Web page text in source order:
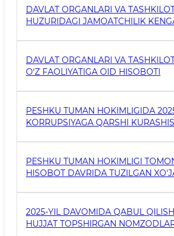
TO‘G‘RISIDA”GI 595-SONLI QARORI
TA’MINLASH HAQIDA
DAVLAT ORGANLARI VA
HUZURIDAGI JAMOATCHILIK
DAVLAT ORGANLARI VA
O‘Z FAOLIYATIGA OID HISOBOTI
PESHKU TUMAN HOKIMLIGIDA
KORRUPSIYAGA QARSHI
HISOBOT
PESHKU TUMAN HOKIMLIGI
HISOBOT DAVRIDA TUZILGAN
2025-YIL DAVOMIDA QABUL
HUJJAT TOPSHIRGAN